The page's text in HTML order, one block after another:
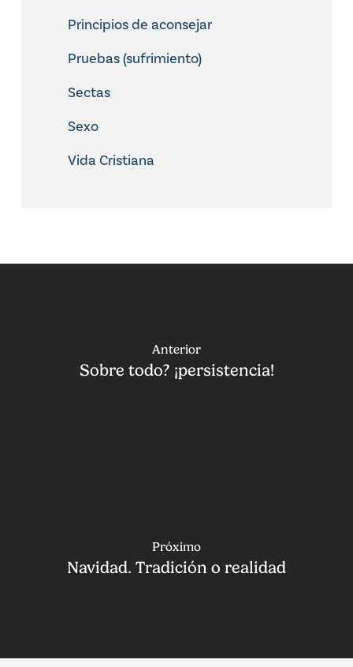
Principios de aconsejar
Pruebas (sufrimiento)
Sectas
Sexo
Vida Cristiana
Anterior
Sobre todo? ¡persistencia!
Próximo
Navidad. Tradición o realidad